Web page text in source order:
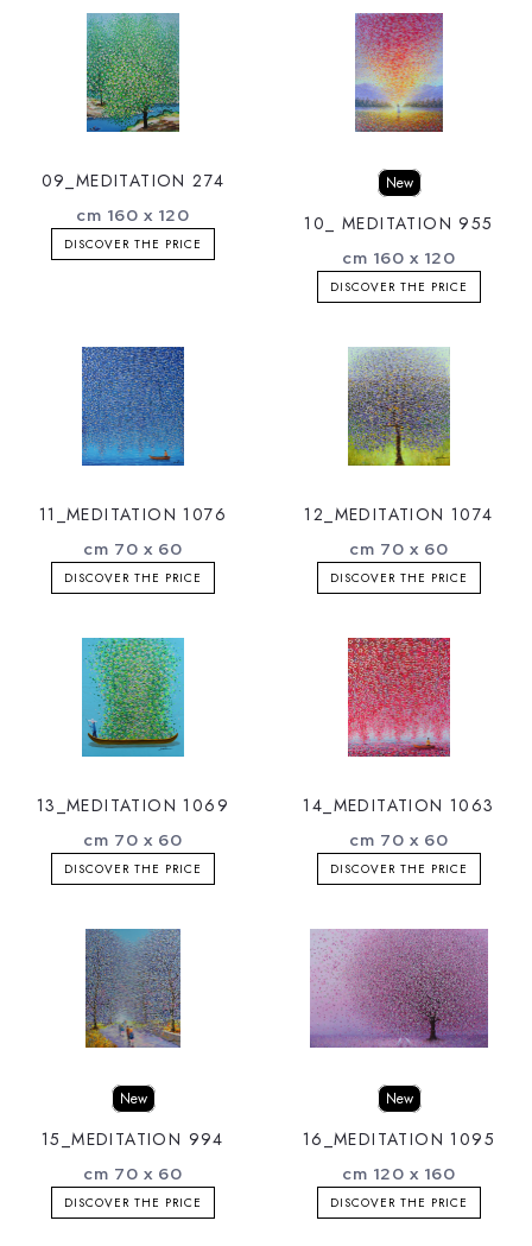
09_MEDITATION 274
cm 160 x 120
DISCOVER THE PRICE
New
10_ MEDITATION 955
cm 160 x 120
DISCOVER THE PRICE
11_MEDITATION 1076
cm 70 x 60
DISCOVER THE PRICE
12_MEDITATION 1074
cm 70 x 60
DISCOVER THE PRICE
13_MEDITATION 1069
cm 70 x 60
DISCOVER THE PRICE
14_MEDITATION 1063
cm 70 x 60
DISCOVER THE PRICE
New
15_MEDITATION 994
cm 70 x 60
DISCOVER THE PRICE
New
16_MEDITATION 1095
cm 120 x 160
DISCOVER THE PRICE